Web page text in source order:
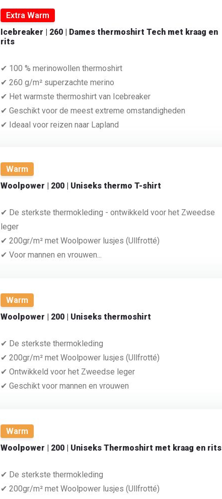
Extra Warm
Icebreaker | 260 | Dames thermoshirt Tech met kraag en
rits
✔ 100 % merinowollen thermoshirt
✔ 260 g/m² superzachte merino
✔ Het warmste thermoshirt van Icebreaker
✔ Geschikt voor de meest extreme omstandigheden
✔ Ideaal voor reizen naar Lapland
Warm
Woolpower | 200 | Uniseks thermo T-shirt
✔ De sterkste thermokleding - ontwikkeld voor het Zweedse
leger
✔ 200gr/m² met Woolpower lusjes (Ullfrotté)
✔ Voor mannen en vrouwen...
Warm
Woolpower | 200 | Uniseks thermoshirt
✔ De sterkste thermokleding
✔ 200gr/m² met Woolpower lusjes (Ullfrotté)
✔ Ontwikkeld voor het Zweedse leger
✔ Geschikt voor mannen en vrouwen
Warm
Woolpower | 200 | Uniseks Thermoshirt met kraag en rits
✔ De sterkste thermokleding
✔ 200gr/m² met Woolpower lusjes (Ullfrotté)